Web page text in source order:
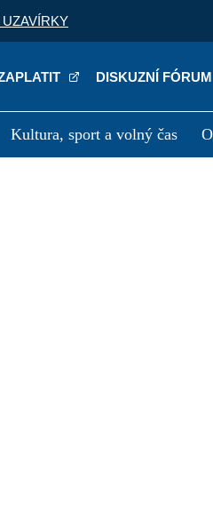
DISKUZNÍ FÓRUM
Kultura, sport a volný čas